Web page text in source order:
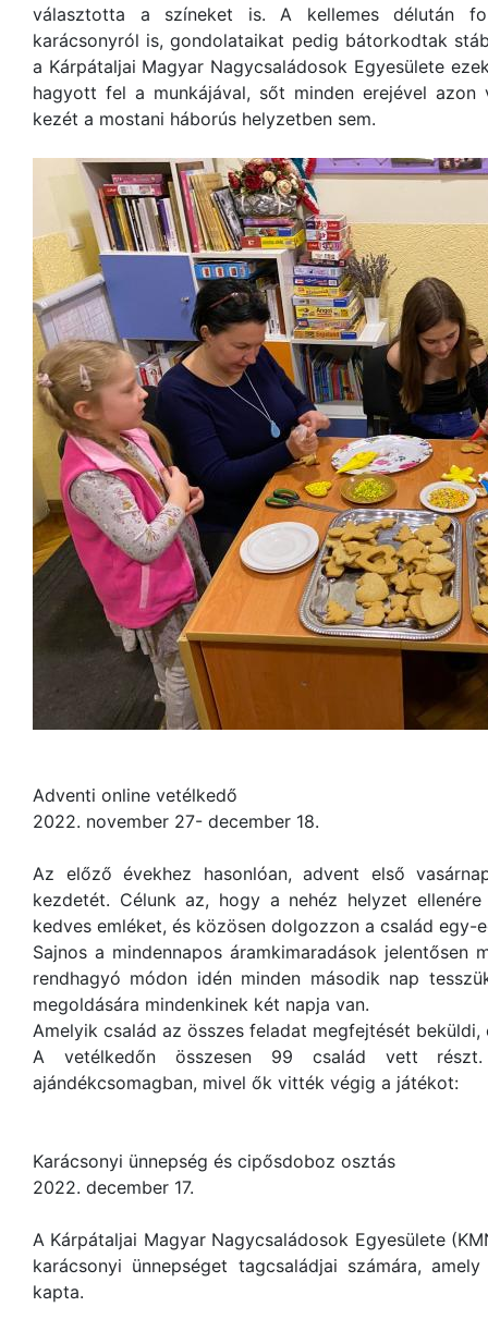
választotta a színeket is. A kellemes délután
karácsonyról is, gondolataikat pedig bátorkodtak
a Kárpátaljai Magyar Nagycsaládosok Egyesülete
hagyott fel a munkájával, sőt minden erejével
kezét a mostani háborús helyzetben sem.
Adventi online vetélkedő
2022. november 27- december 18.
Az előző évekhez hasonlóan, advent első
kezdetét. Célunk az, hogy a nehéz helyzet
kedves emléket, és közösen dolgozzon a család egy-
Sajnos a mindennapos áramkimaradások jelentősen
rendhagyó módon idén minden második nap
megoldására mindenkinek két napja van.
Amelyik család az összes feladat megfejtését beküldi,
A vetélkedőn összesen 99 család vett
ajándékcsomagban, mivel ők vitték végig a játékot:
Karácsonyi ünnepség és cipősdoboz osztás
2022. december 17.
A Kárpátaljai Magyar Nagycsaládosok Egyesülete
karácsonyi ünnepséget tagcsaládjai számára,
kapta.